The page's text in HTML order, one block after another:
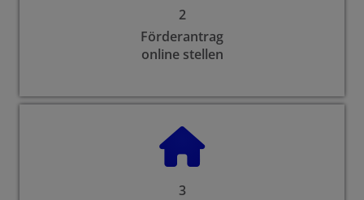
2
Förderantrag
online stellen
3